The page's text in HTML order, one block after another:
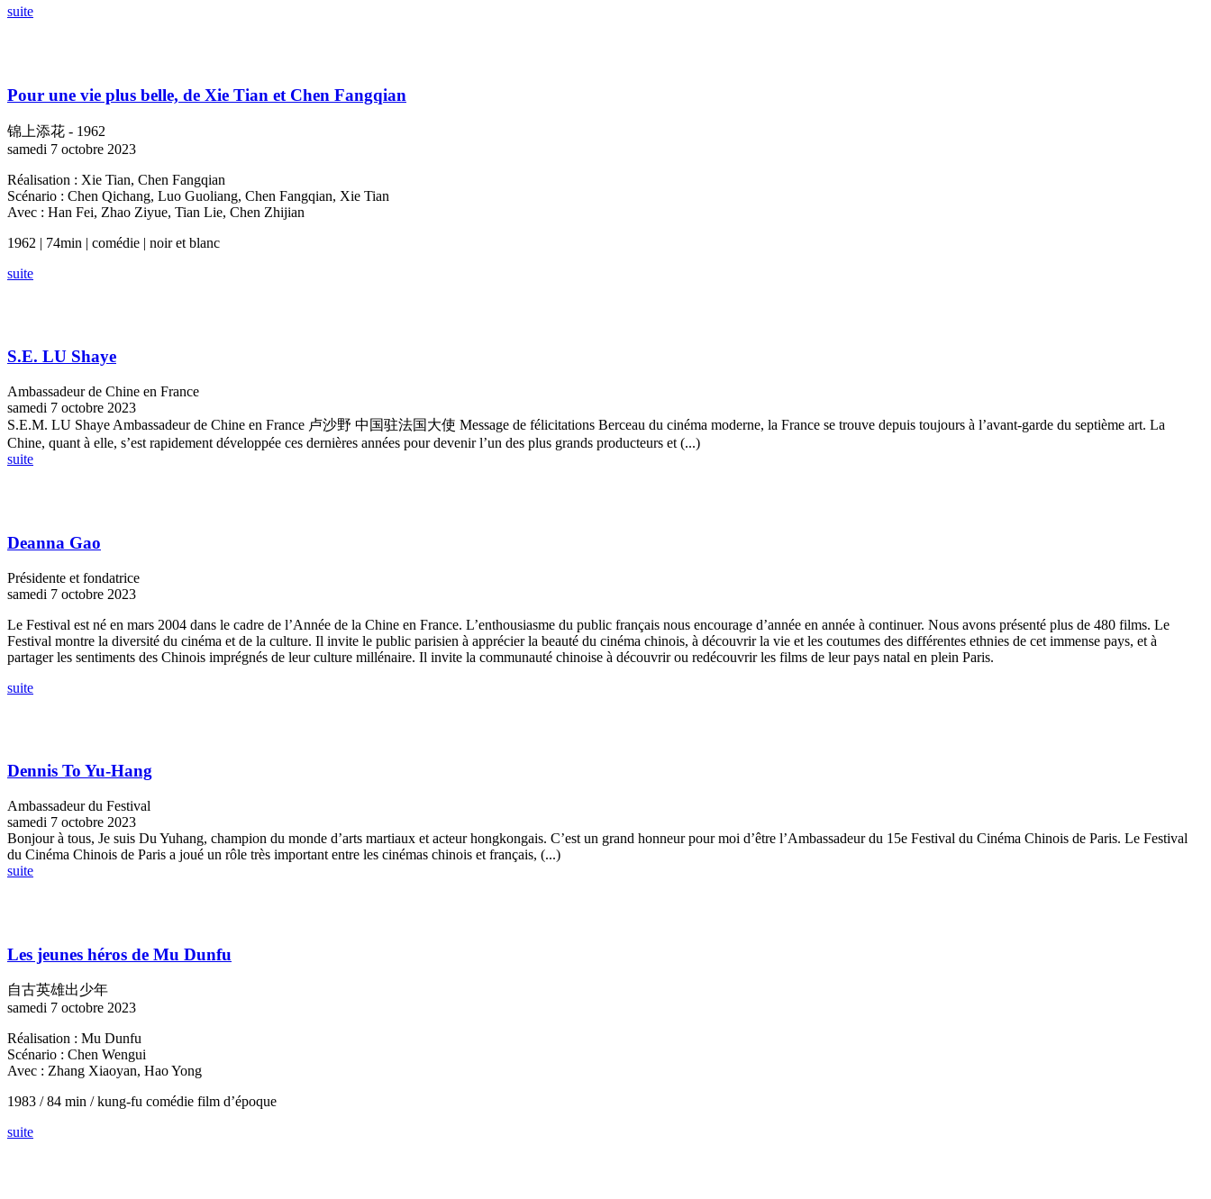
suite
Pour une vie plus belle, de Xie Tian et Chen Fangqian
锦上添花 - 1962
samedi 7 octobre 2023
Réalisation : Xie Tian, Chen Fangqian
Scénario : Chen Qichang, Luo Guoliang, Chen Fangqian, Xie Tian
Avec : Han Fei, Zhao Ziyue, Tian Lie, Chen Zhijian
1962 | 74min | comédie | noir et blanc
suite
S.E. LU Shaye
Ambassadeur de Chine en France
samedi 7 octobre 2023
S.E.M. LU Shaye Ambassadeur de Chine en France 卢沙野 中国驻法国大使 Message de félicitations Berceau du cinéma moderne, la France se trouve depuis toujours à l’avant-garde du septième art. La
Chine, quant à elle, s’est rapidement développée ces dernières années pour devenir l’un des plus grands producteurs et (...)
suite
Deanna Gao
Présidente et fondatrice
samedi 7 octobre 2023
Le Festival est né en mars 2004 dans le cadre de l’Année de la Chine en France. L’enthousiasme du public français nous encourage d’année en année à continuer. Nous avons présenté plus de 480 films. Le
Festival montre la diversité du cinéma et de la culture. Il invite le public parisien à apprécier la beauté du cinéma chinois, à découvrir la vie et les coutumes des différentes ethnies de cet immense pays, et à
partager les sentiments des Chinois imprégnés de leur culture millénaire. Il invite la communauté chinoise à découvrir ou redécouvrir les films de leur pays natal en plein Paris.
suite
Dennis To Yu-Hang
Ambassadeur du Festival
samedi 7 octobre 2023
Bonjour à tous, Je suis Du Yuhang, champion du monde d’arts martiaux et acteur hongkongais. C’est un grand honneur pour moi d’être l’Ambassadeur du 15e Festival du Cinéma Chinois de Paris. Le Festival
du Cinéma Chinois de Paris a joué un rôle très important entre les cinémas chinois et français, (...)
suite
Les jeunes héros de Mu Dunfu
自古英雄出少年
samedi 7 octobre 2023
Réalisation : Mu Dunfu
Scénario : Chen Wengui
Avec : Zhang Xiaoyan, Hao Yong
1983 / 84 min / kung-fu comédie film d’époque
suite